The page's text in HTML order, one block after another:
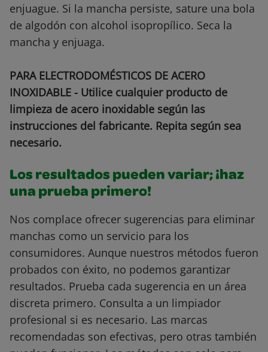
enjuague. Si la mancha persiste, sature una bola
de algodón con alcohol isopropílico. Seca la
mancha y enjuaga.
PARA ELECTRODOMÉSTICOS DE ACERO
INOXIDABLE - Utilice cualquier producto de
limpieza de acero inoxidable según las
instrucciones del fabricante. Repita según sea
necesario.
Los resultados pueden variar; ¡haz
una prueba primero!
Nos complace ofrecer sugerencias para eliminar
manchas como un servicio para los
consumidores. Aunque nuestros métodos fueron
probados con éxito, no podemos garantizar
resultados. Prueba cada sugerencia en un área
discreta primero. Consulta a un limpiador
profesional si es necesario. Las marcas
recomendadas son efectivas, pero otras también